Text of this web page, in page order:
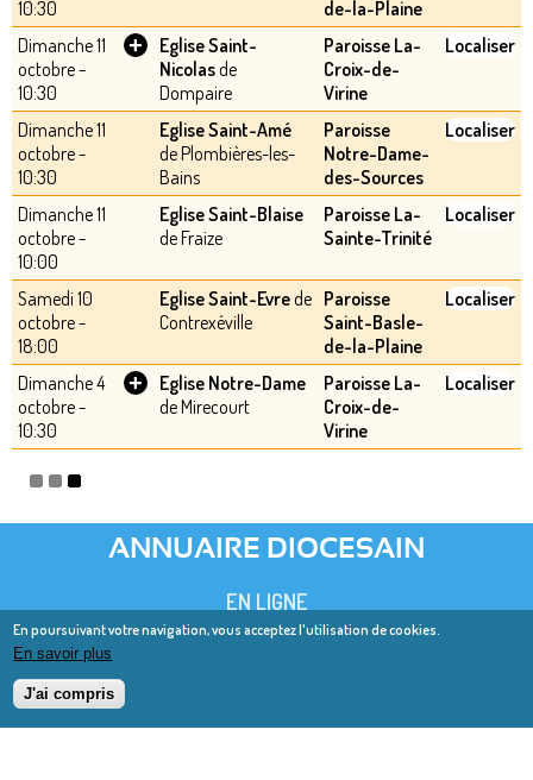
10:30
de-la-Plaine
Dimanche 11
octobre -
10:30
+
Eglise Saint-
Nicolasde
Dompaire
Paroisse La-
Croix-de-
Virine
Localiser
Dimanche 11
octobre -
10:30
Eglise Saint-Amé
de Plombières-les-
Bains
Paroisse
Notre-Dame-
des-Sources
Localiser
Dimanche 11
octobre -
10:00
Eglise Saint-Blaise
de Fraize
Paroisse La-
Sainte-Trinité
Localiser
Samedi 10
octobre -
18:00
Eglise Saint-Evrede
Contrexéville
Paroisse
Saint-Basle-
de-la-Plaine
Localiser
Dimanche 4
octobre -
10:30
+
Eglise Notre-Dame
de Mirecourt
Paroisse La-
Croix-de-
Virine
Localiser
ANNUAIRE DIOCESAIN
EN LIGNE
En poursuivant votre navigation, vous acceptez l'utilisation de cookies.
En savoir plus
J'ai compris